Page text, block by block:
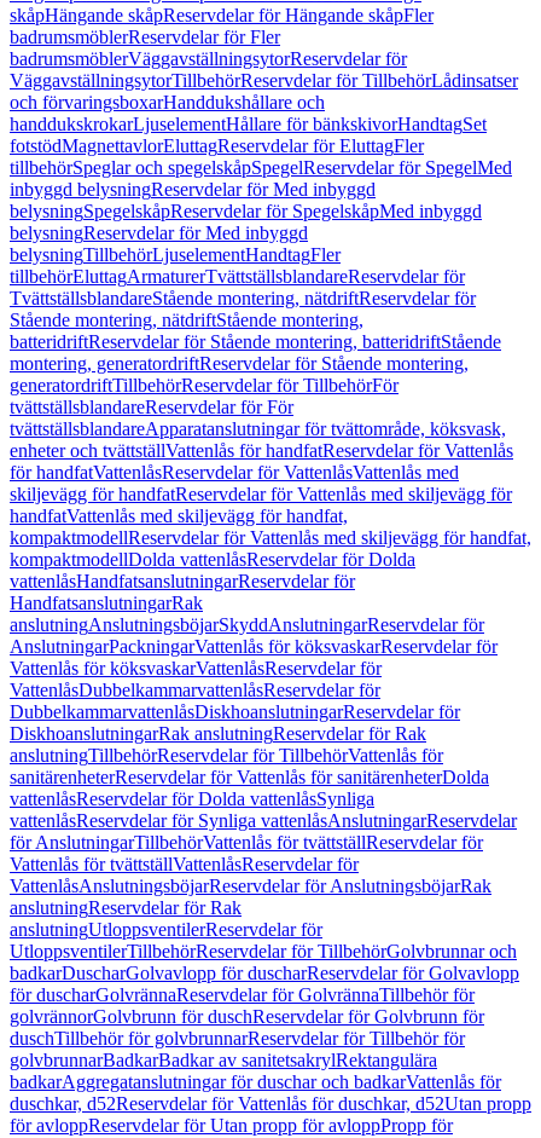
skåpHängande skåpReservdelar för Hängande skåpFler
badrumsmöblerReservdelar för Fler
badrumsmöblerVäggavställningsytorReservdelar för
VäggavställningsytorTillbehörReservdelar för TillbehörLådinsatser
och förvaringsboxarHanddukshållare och
handdukskrokarLjuselementHållare för bänkskivorHandtagSet
fotstödMagnettavlorEluttagReservdelar för EluttagFler
tillbehörSpeglar och spegelskåpSpegelReservdelar för SpegelMed
inbyggd belysningReservdelar för Med inbyggd
belysningSpegelskåpReservdelar för SpegelskåpMed inbyggd
belysningReservdelar för Med inbyggd
belysningTillbehörLjuselementHandtagFler
tillbehörEluttagArmaturerTvättställsblandareReservdelar för
TvättställsblandareStående montering, nätdriftReservdelar för
Stående montering, nätdriftStående montering,
batteridriftReservdelar för Stående montering, batteridriftStående
montering, generatordriftReservdelar för Stående montering,
generatordriftTillbehörReservdelar för TillbehörFör
tvättställsblandareReservdelar för För
tvättställsblandareApparatanslutningar för tvättområde, köksvask,
enheter och tvättställVattenlås för handfatReservdelar för Vattenlås
för handfatVattenlåsReservdelar för VattenlåsVattenlås med
skiljevägg för handfatReservdelar för Vattenlås med skiljevägg för
handfatVattenlås med skiljevägg för handfat,
kompaktmodellReservdelar för Vattenlås med skiljevägg för handfat,
kompaktmodellDolda vattenlåsReservdelar för Dolda
vattenlåsHandfatsanslutningarReservdelar för
HandfatsanslutningarRak
anslutningAnslutningsböjarSkyddAnslutningarReservdelar för
AnslutningarPackningarVattenlås för köksvaskarReservdelar för
Vattenlås för köksvaskarVattenlåsReservdelar för
VattenlåsDubbelkammarvattenlåsReservdelar för
DubbelkammarvattenlåsDiskhoanslutningarReservdelar för
DiskhoanslutningarRak anslutningReservdelar för Rak
anslutningTillbehörReservdelar för TillbehörVattenlås för
sanitärenheterReservdelar för Vattenlås för sanitärenheterDolda
vattenlåsReservdelar för Dolda vattenlåsSynliga
vattenlåsReservdelar för Synliga vattenlåsAnslutningarReservdelar
för AnslutningarTillbehörVattenlås för tvättställReservdelar för
Vattenlås för tvättställVattenlåsReservdelar för
VattenlåsAnslutningsböjarReservdelar för AnslutningsböjarRak
anslutningReservdelar för Rak
anslutningUtloppsventilerReservdelar för
UtloppsventilerTillbehörReservdelar för TillbehörGolvbrunnar och
badkarDuscharGolvavlopp för duscharReservdelar för Golvavlopp
för duscharGolvrännaReservdelar för GolvrännaTillbehör för
golvrännorGolvbrunn för duschReservdelar för Golvbrunn för
duschTillbehör för golvbrunnarReservdelar för Tillbehör för
golvbrunnarBadkarBadkar av sanitetsakrylRektangulära
badkarAggregatanslutningar för duschar och badkarVattenlås för
duschkar, d52Reservdelar för Vattenlås för duschkar, d52Utan propp
för avloppReservdelar för Utan propp för avloppPropp för